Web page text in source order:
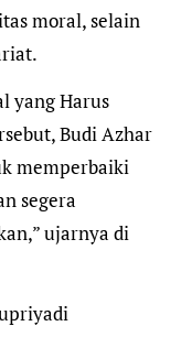
moral, selain
yang Harus
Budi Azhar
memperbaiki
segera
ujarnya di